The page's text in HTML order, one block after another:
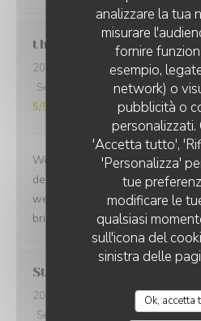
analizzare la tua
misurare
fornire
esempio,
network) o
pubblicità o
personalizzati.
'Accetta tutto',
'Personalizza'
tue
modificare le
qualsiasi
sull'icona del
sinistra delle
Ok, accetta
thurl
2026-07-16
- 19:00 - Ospiti 2
Servizio
Atmosfera:5 /5
5/5
We love dining at La Baccara.
delight. The service is great and
welcomed. Anytime we have
bring them here.
Stephanie
2026-07-21
- 19:15 - Ospiti 3
Servizio
Atmosfera:5/5